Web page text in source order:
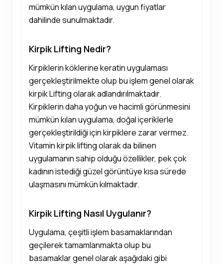
mümkün kılan uygulama, uygun fiyatlar
dahilinde sunulmaktadır.
Kirpik Lifting Nedir?
Kirpiklerin köklerine keratin uygulaması
gerçekleştirilmekte olup bu işlem genel olarak
kirpik Lifting olarak adlandırılmaktadır.
Kirpiklerin daha yoğun ve hacimli görünmesini
mümkün kılan uygulama, doğal içeriklerle
gerçekleştirildiği için kirpiklere zarar vermez.
Vitamin kirpik lifting olarak da bilinen
uygulamanın sahip olduğu özellikler, pek çok
kadının istediği güzel görüntüye kısa sürede
ulaşmasını mümkün kılmaktadır.
Kirpik Lifting Nasıl Uygulanır?
Uygulama, çeşitli işlem basamaklarından
geçilerek tamamlanmakta olup bu
basamaklar genel olarak aşağıdaki gibi